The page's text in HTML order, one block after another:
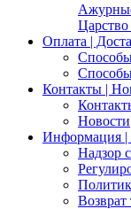
Оплата |
Контакты |
Новости
Информация |
Надзор
Возврат